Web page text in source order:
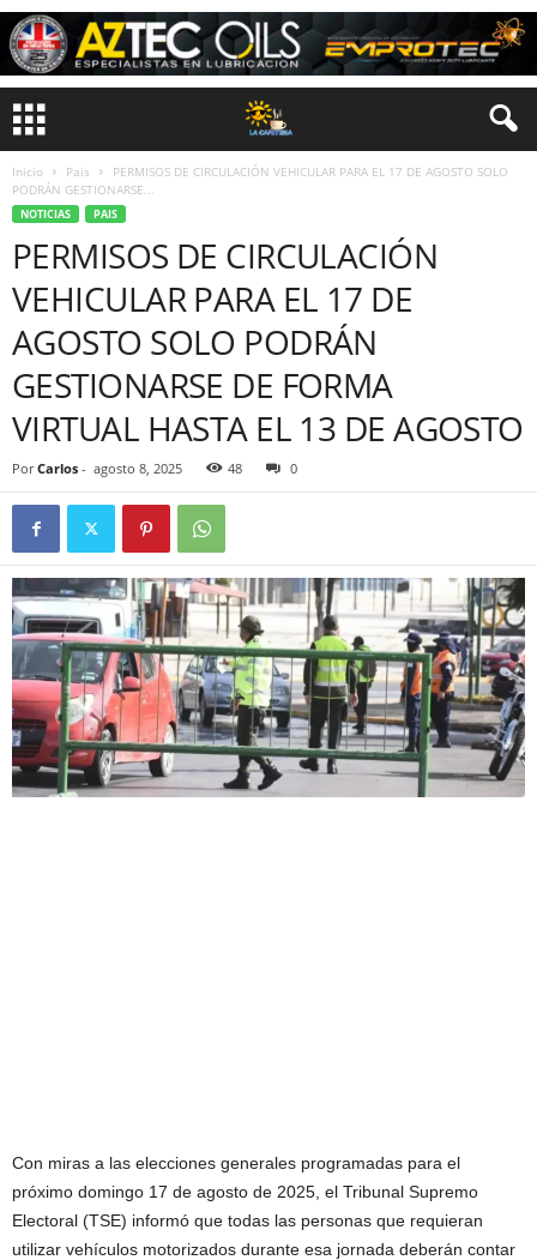
Inicio Pais
PERMISOS DE CIRCULACIÓN VEHICULAR PARA EL 17 DE AGOSTO SOLO
PODRÁN GESTIONARSE...
NOTICIAS PAIS
PERMISOS DE CIRCULACIÓN
VEHICULAR PARA EL 17 DE
AGOSTO SOLO PODRÁN
GESTIONARSE DE FORMA
VIRTUAL HASTA EL 13 DE AGOSTO
Por Carlos - agosto 8, 2025 48 0
Con miras a las elecciones generales programadas para el
próximo domingo 17 de agosto de 2025, el Tribunal Supremo
Electoral (TSE) informó que todas las personas que requieran
utilizar vehículos motorizados durante esa jornada deberán contar